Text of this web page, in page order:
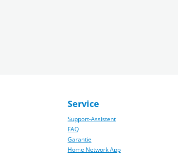
Service
Support-Assistent
FAQ
Garantie
Home Network App